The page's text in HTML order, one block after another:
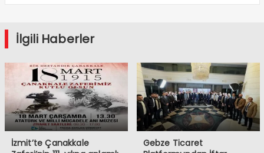
İlgili Haberler
İzmit’te Çanakkale
Gebze Ticaret